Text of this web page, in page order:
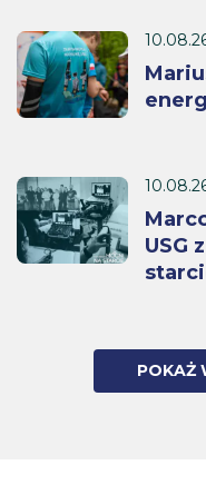
USG
POKAŻ